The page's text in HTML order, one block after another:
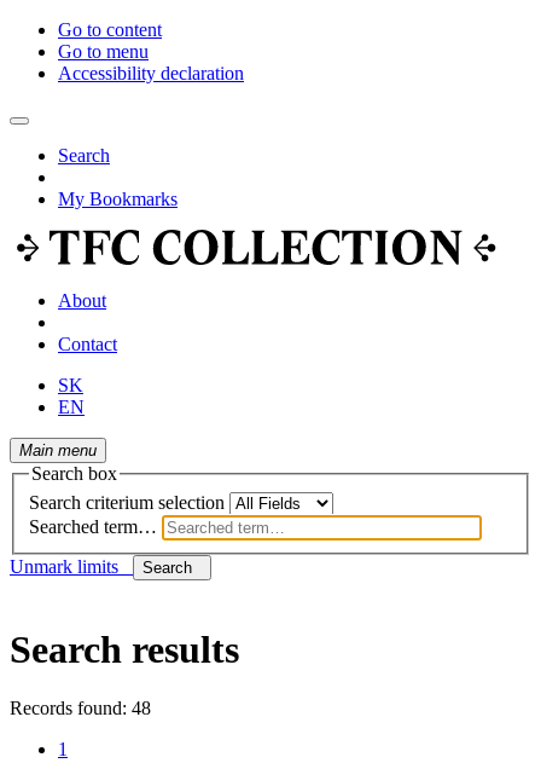
Go to content
Go to menu
Accessibility declaration
Search
My Bookmarks
About
Contact
SK
EN
Main menu
Search box
Search criterium selection
Searched term…
Unmark limits
Search
Search results
Records found: 48
1